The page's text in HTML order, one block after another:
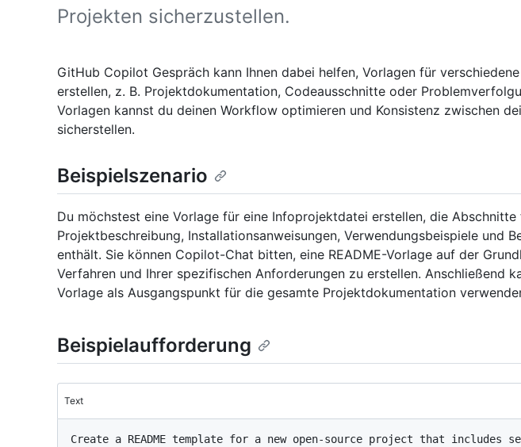
Projekten sicherzustellen.
GitHub Copilot Gespräch kann Ihnen dabei helfen, Vorlagen für
erstellen, z. B. Projektdokumentation, Codeausschnitte oder
Vorlagen kannst du deinen Workflow optimieren und Konsistenz zwischen
sicherstellen.
Beispielszenario
Du möchstest eine Vorlage für eine Infoprojektdatei erstellen, die Abschnitte
Projektbeschreibung, Installationsanweisungen, Verwendungsbeispiele und
enthält. Sie können Copilot-Chat bitten, eine README-Vorlage auf der
Verfahren und Ihrer spezifischen Anforderungen zu erstellen. Anschließend
Vorlage als Ausgangspunkt für die gesamte Projektdokumentation
Beispielaufforderung
Text
Create a README template for a new open-source project that includes